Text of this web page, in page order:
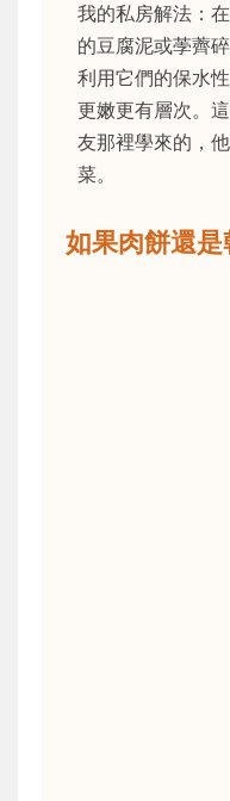
我的私房解法：
的豆腐泥或荸薺
利用它們的保水
更嫩更有層次。
友那裡學來的，
菜。
如果肉餅還是